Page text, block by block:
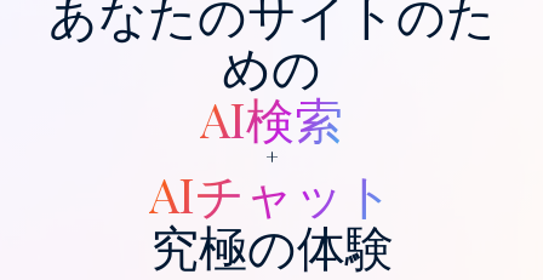
あなたのサイトのた
めの
AI検索
+
AIチャット
究極の体験